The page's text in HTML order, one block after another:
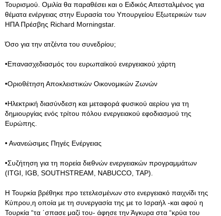
Τουρισμού. Ομιλία θα παραθέσει και ο Ειδικός Απεσταλμένος για
θέματα ενέργειας στην Ευρασία του Υπουργείου Εξωτερικών των
ΗΠΑ Πρέσβης Richard Morningstar.
Όσο για την ατζέντα του συνεδρίου;
•Επανασχεδιασμός του ευρωπαϊκού ενεργειακού χάρτη
•Οριοθέτηση Αποκλειστικών Οικονομικών Ζωνών
•Ηλεκτρική διασύνδεση και μεταφορά φυσικού αερίου για τη
δημιουργίας ενός τρίτου πόλου ενεργειακού εφοδιασμού της
Ευρώπης.
• Ανανεώσιμες Πηγές Ενέργειας
•Συζήτηση για τη πορεία διεθνών ενεργειακών προγραμμάτων
(ITGI, IGB, SOUTHSTREAM, NABUCCO, TAP).
Η Τουρκία βρέθηκε προ τετελεσμένων στο ενεργειακό παιχνίδι της
Κύπρου,η οποία με τη συνεργασία της με το Ισραήλ -και αφού η
Τουρκία “τα ΄σπασε μαζί του- άφησε την Άγκυρα στα “κρύα του